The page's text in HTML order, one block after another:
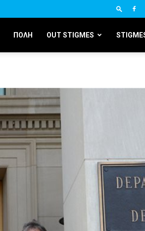
ΠΟΛΗ OUT STIGMES